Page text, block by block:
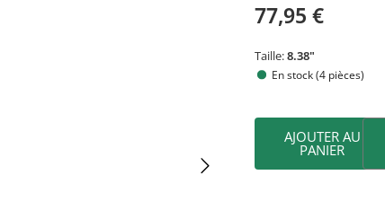
77,95 €
Taille:8.38"
En stock (4 pièces)
AJOUTER AU
PANIER